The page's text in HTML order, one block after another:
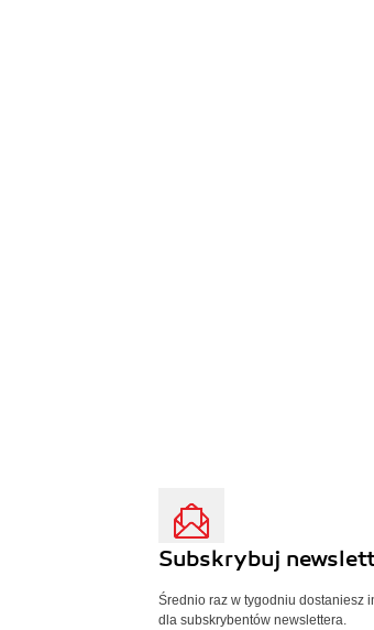
Subskrybuj
Średnio raz w tygodniu dostaniesz
dla subskrybentów newslettera.